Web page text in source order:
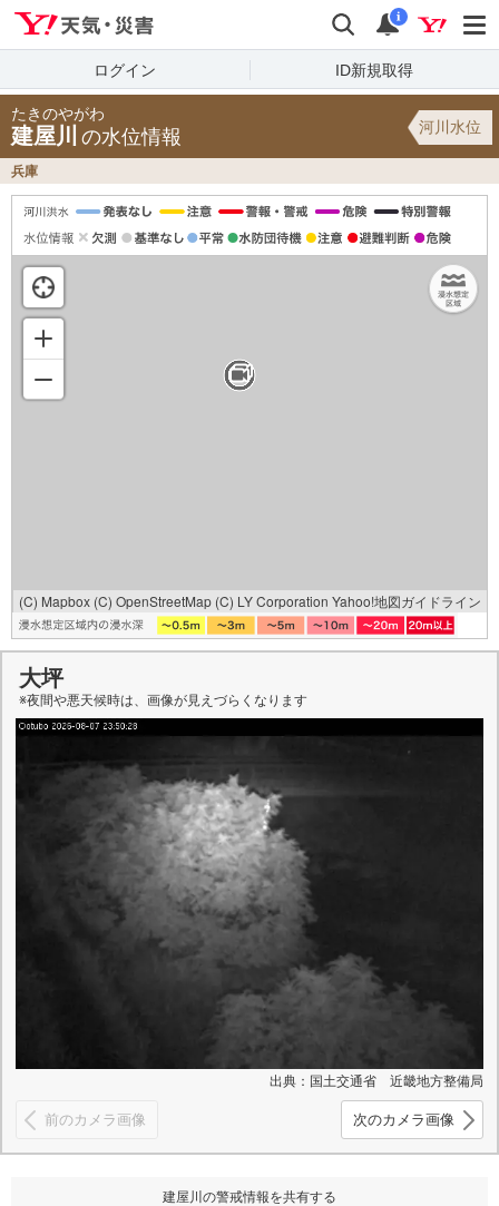
検索 通知
i
ログイン ID新規取得
たきのやがわ
建屋川 の水位情報 河川水位
兵庫
(C) Mapbox (C) OpenStreetMap (C) LY Corporation Yahoo!地図ガイドライン
大坪
※夜間や悪天候時は、 画像が見えづらくなります
出典：国土交通省 近畿地方整備局
前のカメラ画像 次のカメラ画像
建屋川の警戒情報を共有する